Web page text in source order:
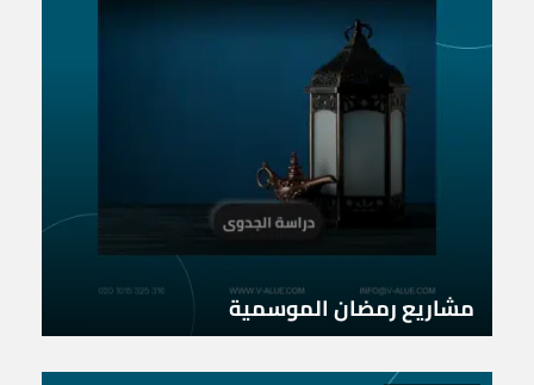
مشاريع رمضان الموسمية